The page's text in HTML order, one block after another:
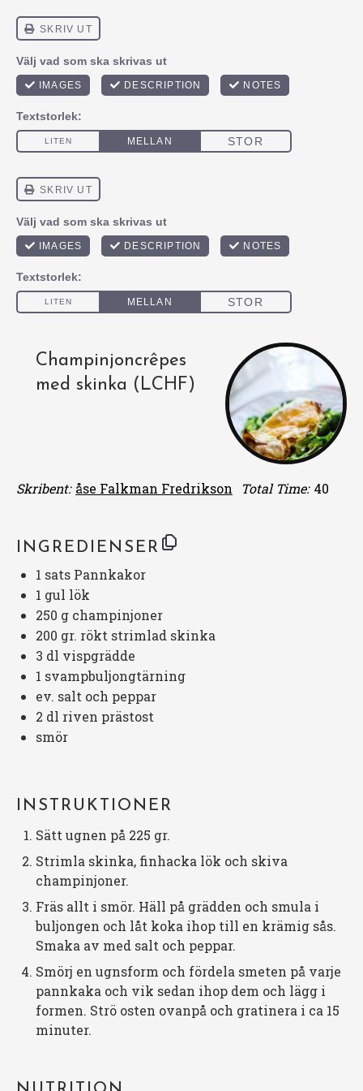
Champinjoncrêpes
med skinka (LCHF)
Skribent: åse Falkman Fredrikson Total Time: 40
INGREDIENSER
1 sats Pannkakor
1 gul lök
250 g champinjoner
200 gr. rökt strimlad skinka
3 dl vispgrädde
1 svampbuljongtärning
ev. salt och peppar
2 dl riven prästost
smör
INSTRUKTIONER
Sätt ugnen på 225 gr.
Strimla skinka, finhacka lök och skiva
champinjoner.
Fräs allt i smör. Häll på grädden och smula i
buljongen och låt koka ihop till en krämig sås.
Smaka av med salt och peppar.
Smörj en ugnsform och fördela smeten på varje
pannkaka och vik sedan ihop dem och lägg i
formen. Strö osten ovanpå och gratinera i ca 15
minuter.